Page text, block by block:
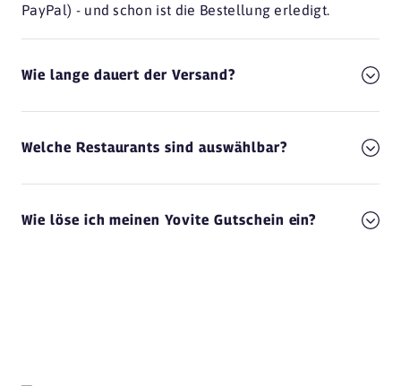
PayPal) - und schon ist die Bestellung erledigt.
Wie lange dauert der Versand?
Welche Restaurants sind auswählbar?
Wie löse ich meinen Yovite Gutschein ein?